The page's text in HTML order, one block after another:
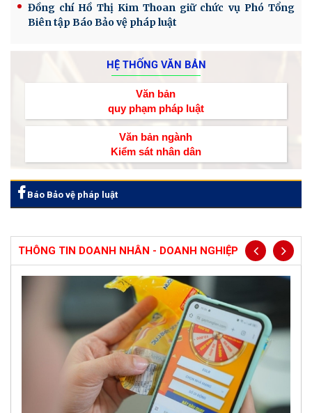
Đồng chí Hồ Thị Kim Thoan giữ chức vụ Phó Tổng
Biên tập Báo Bảo vệ pháp luật
HỆ THỐNG VĂN BẢN
Văn bản
quy phạm pháp luật
Văn bản ngành
Kiểm sát nhân dân
Báo Bảo vệ pháp luật
THÔNG TIN DOANH NHÂN - DOANH NGHIỆP